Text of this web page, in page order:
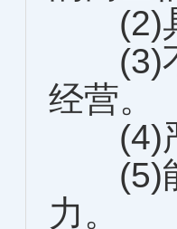
(2)具
(3)不
经营。
(4)严
(5)能
力。